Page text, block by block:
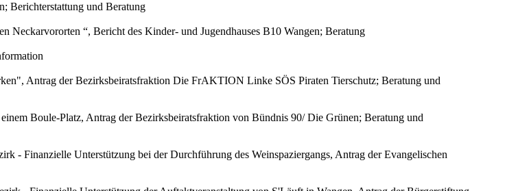
Berichterstattung und Beratung
Neckarvororten “, Bericht des Kinder- und Jugendhauses B10 Wangen; Beratung
Antrag der Bezirksbeiratsfraktion Die FrAKTION Linke SÖS Piraten Tierschutz; Beratung und
Boule-Platz, Antrag der Bezirksbeiratsfraktion von Bündnis 90/ Die Grünen; Beratung und
- Finanzielle Unterstützung bei der Durchführung des Weinspaziergangs, Antrag der Evangelischen